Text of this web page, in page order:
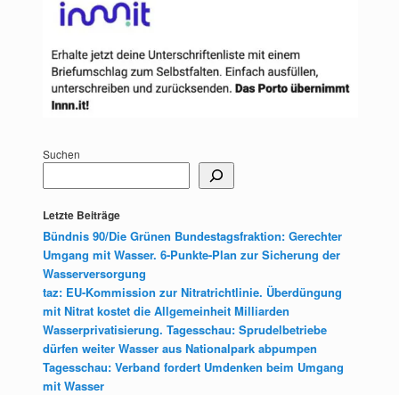
Suchen
Letzte Beiträge
Bündnis 90/Die Grünen Bundestagsfraktion: Gerechter
Umgang mit Wasser. 6-Punkte-Plan zur Sicherung der
Wasserversorgung
taz: EU-Kommission zur Nitratrichtlinie. Überdüngung
mit Nitrat kostet die Allgemeinheit Milliarden
Wasserprivatisierung. Tagesschau: Sprudelbetriebe
dürfen weiter Wasser aus Nationalpark abpumpen
Tagesschau: Verband fordert Umdenken beim Umgang
mit Wasser